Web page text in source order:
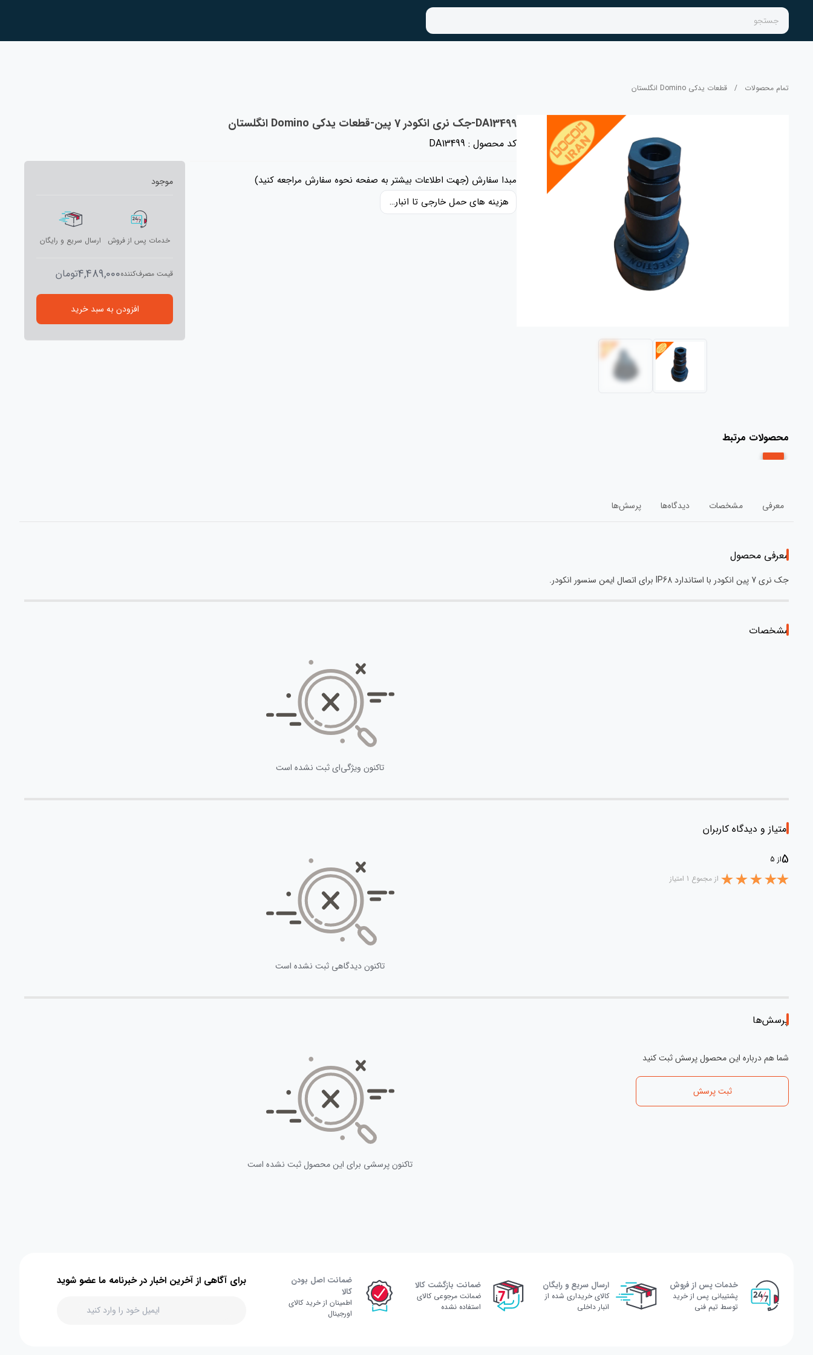
جستجو
تمام محصولات / قطعات یدکی Domino انگلستان
DA13499-جک نری انکودر 7 پین-قطعات یدکی Domino انگلستان
کد محصول : DA13499
مبدا سفارش (جهت اطلاعات بیشتر به صفحه نحوه سفارش مراجعه کنید)
هزینه های حمل خارجی تا انبار ایران، حقوق گمرکی و عوارض و مالیات و سایر هزینه های کالا به قیمت ریالی کالا اضافه شده است و حمل داخلی رایگان می باشد.
موجود
خدمات پس از فروش ارسال سریع و رایگان
قیمت مصرف‌کننده4,489,000تومان
افزودن به سبد خرید
محصولات مرتبط
معرفی مشخصات دیدگاه‌ها پرسش‌ها
معرفی محصول
جک نری 7 پین انکودر با استاندارد IP68 برای اتصال ایمن سنسور انکودر.
مشخصات
تاکنون ویژگی‌ای ثبت نشده است
امتیاز و دیدگاه کاربران
5از 5
از مجموع 1 امتیاز
تاکنون دیدگاهی ثبت نشده است
پرسش‌ها
شما هم درباره این محصول پرسش ثبت کنید
ثبت پرسش
تاکنون پرسشی برای این محصول ثبت نشده است
خدمات پس از فروش
پشتیبانی پس از خرید
توسط تیم فنی
ارسال سریع و رایگان
کالای خریداری شده از
انبار داخلی
ضمانت بازگشت کالا
ضمانت مرجوعی کالای
استفاده نشده
ضمانت اصل بودن
کالا
اطمینان از خرید کالای
اورجینال
برای آگاهی از آخرین اخبار در خبرنامه ما عضو شوید